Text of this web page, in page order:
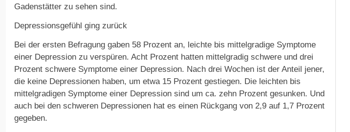
Gadenstätter zu sehen sind.
Depressionsgefühl ging zurück
Bei der ersten Befragung gaben 58 Prozent an, leichte bis mittelgradige Symptome
einer Depression zu verspüren. Acht Prozent hatten mittelgradig schwere und drei
Prozent schwere Symptome einer Depression. Nach drei Wochen ist der Anteil jener,
die keine Depressionen haben, um etwa 15 Prozent gestiegen. Die leichten bis
mittelgradigen Symptome einer Depression sind um ca. zehn Prozent gesunken. Und
auch bei den schweren Depressionen hat es einen Rückgang von 2,9 auf 1,7 Prozent
gegeben.